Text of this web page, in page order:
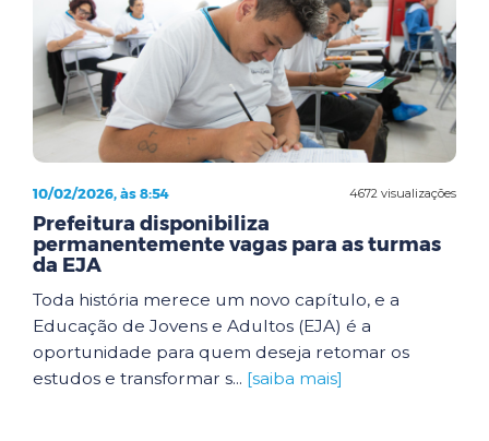
4672 visualizações
10/02/2026, às 8:54
Prefeitura disponibiliza
permanentemente vagas para as turmas
da EJA
Toda história merece um novo capítulo, e a
Educação de Jovens e Adultos (EJA) é a
oportunidade para quem deseja retomar os
estudos e transformar s... [saiba mais]